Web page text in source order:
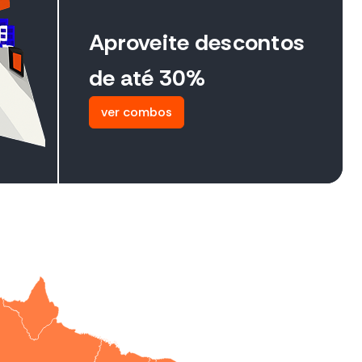
Aproveite descontos
de até 30%
ver combos